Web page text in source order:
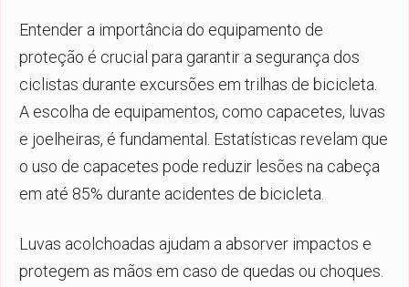
Entender a importância do equipamento de
proteção é crucial para garantir a segurança dos
ciclistas durante excursões em trilhas de bicicleta.
A escolha de equipamentos, como capacetes, luvas
e joelheiras, é fundamental. Estatísticas revelam que
o uso de capacetes pode reduzir lesões na cabeça
em até 85% durante acidentes de bicicleta.
Luvas acolchoadas ajudam a absorver impactos e
protegem as mãos em caso de quedas ou choques.